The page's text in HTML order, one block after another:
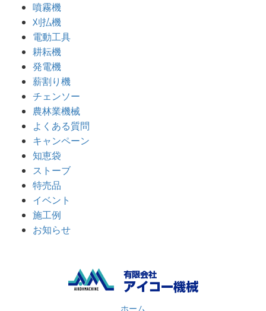
噴霧機
刈払機
電動工具
耕耘機
発電機
薪割り機
チェンソー
農林業機械
よくある質問
キャンペーン
知恵袋
ストーブ
特売品
イベント
施工例
お知らせ
ホーム